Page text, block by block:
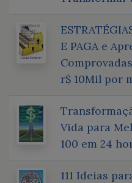
E PAGA e
r$ 10Mil por
Vida para
100 em 24
111 Ideias